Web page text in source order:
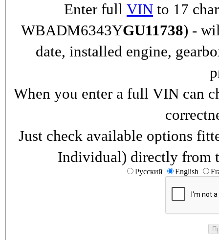
Enter full VIN to 17
WBADM6343YGU11738) -
date, installed engine,
When you enter a full VIN can
Just check available options
Individual) directly from
Русский English